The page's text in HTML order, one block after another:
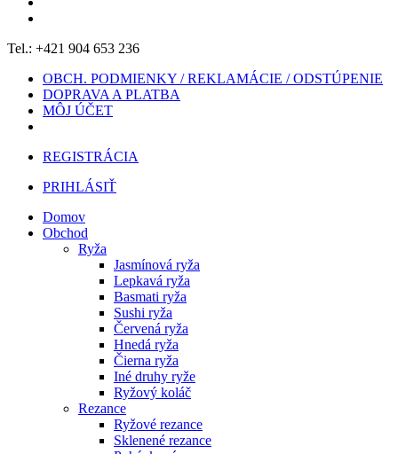
Tel.: +421 904 653 236
OBCH. PODMIENKY / REKLAMÁCIE / ODSTÚPENIE
DOPRAVA A PLATBA
MÔJ ÚČET
REGISTRÁCIA
PRIHLÁSIŤ
Domov
Obchod
Ryža
Jasmínová ryža
Lepkavá ryža
Basmati ryža
Sushi ryža
Červená ryža
Hnedá ryža
Čierna ryža
Iné druhy ryže
Ryžový koláč
Rezance
Ryžové rezance
Sklenené rezance